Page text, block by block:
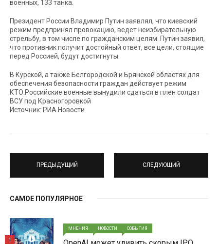
военных, 133 танка.
Президент России Владимир Путин заявлял, что киевский
режим предпринял провокацию, ведет неизбирательную
стрельбу, в том числе по гражданским целям. Путин заявил,
что противник получит достойный ответ, все цели, стоящие
перед Россией, будут достигнуты.
В Курской, а также Белгородской и Брянской областях для
обеспечения безопасности граждан действует режим
КТО.Российские военные вынудили сдаться в плен солдат
ВСУ под Красногоровкой
Источник: РИА Новости
ПРЕДЫДУЩИЙ СЛЕДУЮЩИЙ
САМОЕ ПОПУЛЯРНОЕ
МНЕНИЯ НОВОСТИ СОБЫТИЯ
1